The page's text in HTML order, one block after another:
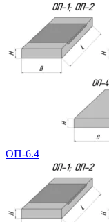
ОП-6.4